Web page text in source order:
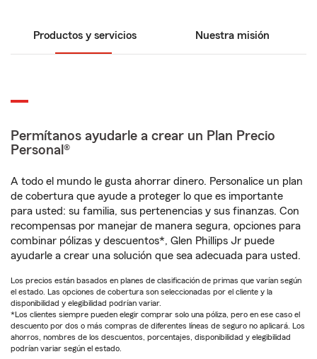
Productos y servicios Nuestra misión
Permítanos ayudarle a crear un Plan Precio
Personal®
A todo el mundo le gusta ahorrar dinero. Personalice un plan
de cobertura que ayude a proteger lo que es importante
para usted: su familia, sus pertenencias y sus finanzas. Con
recompensas por manejar de manera segura, opciones para
combinar pólizas y descuentos*, Glen Phillips Jr puede
ayudarle a crear una solución que sea adecuada para usted.
Los precios están basados en planes de clasificación de primas que varían según
el estado. Las opciones de cobertura son seleccionadas por el cliente y la
disponibilidad y elegibilidad podrían variar.
*Los clientes siempre pueden elegir comprar solo una póliza, pero en ese caso el
descuento por dos o más compras de diferentes líneas de seguro no aplicará. Los
ahorros, nombres de los descuentos, porcentajes, disponibilidad y elegibilidad
podrían variar según el estado.